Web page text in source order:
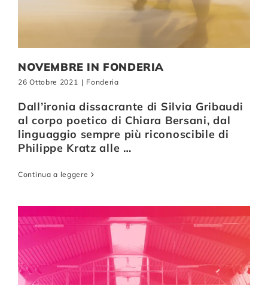
NOVEMBRE IN FONDERIA
26 Ottobre 2021 | Fonderia
Dall’ironia dissacrante di Silvia Gribaudi
al corpo poetico di Chiara Bersani, dal
linguaggio sempre più riconoscibile di
Philippe Kratz alle …
Continua a leggere